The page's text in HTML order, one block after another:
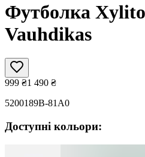
Футболка
Vauhdikas
999 ₴1 490 ₴
5200189B-81A0
Доступні кольори: